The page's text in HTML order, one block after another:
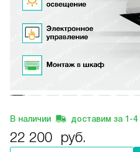
В наличии доставим за 1-4
22 200 руб.